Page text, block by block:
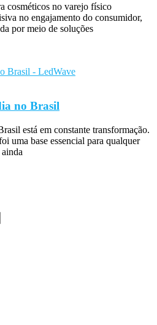
cosméticos no varejo físico
no engajamento do consumidor,
por meio de soluções
no Brasil
está em constante transformação.
uma base essencial para qualquer